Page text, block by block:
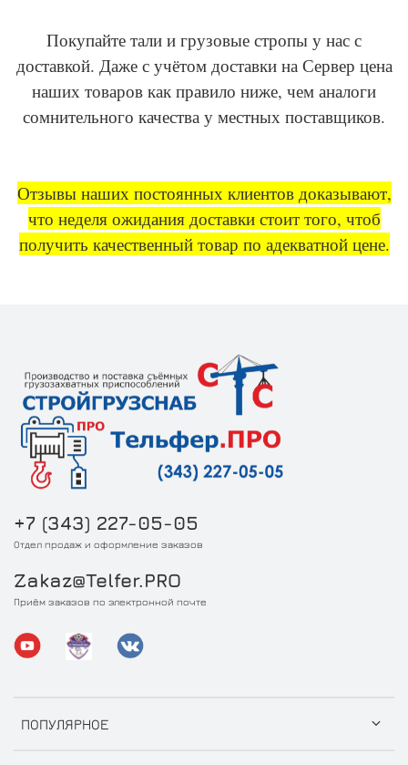
Покупайте тали и грузовые стропы у нас с
доставкой. Даже с учётом доставки на Сервер цена
наших товаров как правило ниже, чем аналоги
сомнительного качества у местных поставщиков.
Отзывы наших постоянных клиентов доказывают,
что неделя ожидания доставки стоит того, чтоб
получить качественный товар по адекватной цене.
ПОПУЛЯРНОЕ
+7 (343) 227-05-05
Отдел продаж и оформление заказов
Zakaz@Telfer.PRO
Приём заказов по электронной почте